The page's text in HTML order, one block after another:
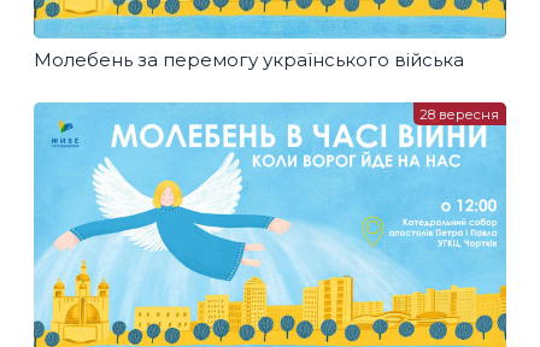
Молебень за перемогу українського війська
28 вересня